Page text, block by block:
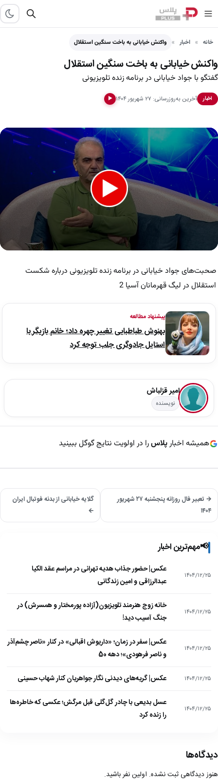
خانه اخبار واکنش خیابانی به باخت سنگین استقلال
واکنش خیابانی به باخت سنگین استقلال
گفتگو با جواد خیابانی در برنامه زنده تلویزیونی
اخبار آخرین به‌روزرسانی: ۲۷ شهریور ۱۴۰۴ ▶
seconds
صحبت‌های جواد خیابانی در برنامه زنده تلویزیونی درباره شکست
استقلال در لیگ قهرمانان آسیا 2
پیشنهاد مطالعه
بهنوش طباطبایی تغییر چهره داد؛ خانم بازیگر با
استایل جادوگری جلب توجه کرد
امیر قزلباش
نویسنده
همیشه اخبارپلاسرا در اولویت نتایج گوگل ببینید
→ تعبیر فال روزانه پنجشنبه ۲۷ شهریور
۱۴۰۴
گلایه خیابانی از بدنه فوتبال ایران
←
📢مهم‌ترین اخبار
۱۴۰۴/۱۲/۲۵
عکس| حضور جذاب هدیه تهرانی در مراسم عقد الکیا
عبدالرزاقی و امین زندگانی
۱۴۰۴/۱۲/۲۵
خانه زوج هنرمند تلویزیون(آزاده پورمختار و همسرش) در
جنگ آسیب دید!
۱۴۰۴/۱۲/۲۵
عکس| سفر در زمان؛ «داریوش اقبالی» در کنار «ناصر چشم‌آذر
و ناصر فرهودی»؛ دهه 50
۱۴۰۴/۱۲/۲۵ عکس| گریه‌های دیدنی نگار جواهریان کنار شهاب حسینی
۱۴۰۴/۱۲/۲۵
عسل بدیعی با چادر گل‌گلی قبل مرگش؛ عکسی که خاطره‌ها
را زنده کرد
دیدگاه‌ها
هنوز دیدگاهی ثبت نشده. اولین نفر باشید.